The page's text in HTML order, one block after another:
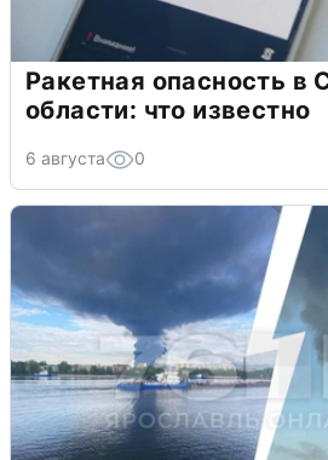
Ракетная опасность в
области: что известно
6 августа 0